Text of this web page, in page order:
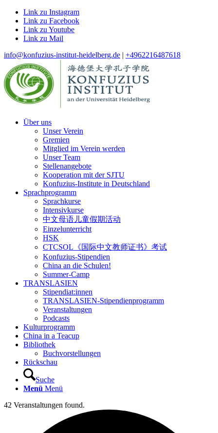
Link zu Instagram
Link zu Facebook
Link zu Youtube
Link zu Mail
info@konfuzius-institut-heidelberg.de | +4962216487618
Über uns
Unser Verein
Gremien
Mitglied im Verein werden
Unser Team
Stellenangebote
Kooperation mit der SJTU
Konfuzius-Institute in Deutschland
Sprachprogramm
Sprachkurse
Intensivkurse
中文母语儿童假期活动
Einzelunterricht
HSK
CTCSOL《国际中文教师证书》考试
Konfuzius-Stipendien
China an die Schulen!
Summer-Camp
TRANSLASIEN
Stipendiat:innen
TRANSLASIEN-Stipendienprogramm
Veranstaltungen
Podcasts
Kulturprogramm
China in a Teacup
Bibliothek
Buchvorstellungen
Rückschau
Suche
Menü Menü
42 Veranstaltungen found.